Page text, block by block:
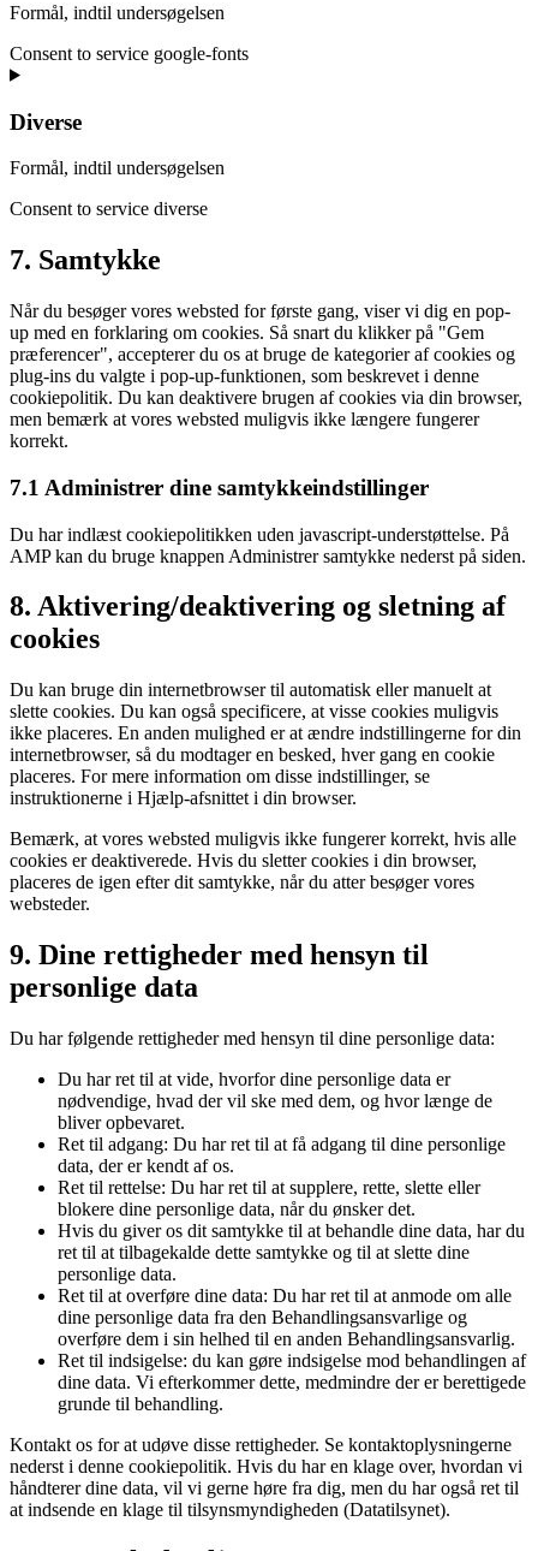
Formål, indtil undersøgelsen
Consent to service google-fonts
Diverse
Formål, indtil undersøgelsen
Consent to service diverse
7. Samtykke
Når du besøger vores websted for første gang, viser vi dig en pop-
up med en forklaring om cookies. Så snart du klikker på "Gem
præferencer", accepterer du os at bruge de kategorier af cookies og
plug-ins du valgte i pop-up-funktionen, som beskrevet i denne
cookiepolitik. Du kan deaktivere brugen af ​​cookies via din browser,
men bemærk at vores websted muligvis ikke længere fungerer
korrekt.
7.1 Administrer dine samtykkeindstillinger
Du har indlæst cookiepolitikken uden javascript-understøttelse. På
AMP kan du bruge knappen Administrer samtykke nederst på siden.
8. Aktivering/deaktivering og sletning af
cookies
Du kan bruge din internetbrowser til automatisk eller manuelt at
slette cookies. Du kan også specificere, at visse cookies muligvis
ikke placeres. En anden mulighed er at ændre indstillingerne for din
internetbrowser, så du modtager en besked, hver gang en cookie
placeres. For mere information om disse indstillinger, se
instruktionerne i Hjælp-afsnittet i din browser.
Bemærk, at vores websted muligvis ikke fungerer korrekt, hvis alle
cookies er deaktiverede. Hvis du sletter cookies i din browser,
placeres de igen efter dit samtykke, når du atter besøger vores
websteder.
9. Dine rettigheder med hensyn til
personlige data
Du har følgende rettigheder med hensyn til dine personlige data:
Du har ret til at vide, hvorfor dine personlige data er
nødvendige, hvad der vil ske med dem, og hvor længe de
bliver opbevaret.
Ret til adgang: Du har ret til at få adgang til dine personlige
data, der er kendt af os.
Ret til rettelse: Du har ret til at supplere, rette, slette eller
blokere dine personlige data, når du ønsker det.
Hvis du giver os dit samtykke til at behandle dine data, har du
ret til at tilbagekalde dette samtykke og til at slette dine
personlige data.
Ret til at overføre dine data: Du har ret til at anmode om alle
dine personlige data fra den Behandlingsansvarlige og
overføre dem i sin helhed til en anden Behandlingsansvarlig.
Ret til indsigelse: du kan gøre indsigelse mod behandlingen af
​​dine data. Vi efterkommer dette, medmindre der er berettigede
grunde til behandling.
Kontakt os for at udøve disse rettigheder. Se kontaktoplysningerne
nederst i denne cookiepolitik. Hvis du har en klage over, hvordan vi
håndterer dine data, vil vi gerne høre fra dig, men du har også ret til
at indsende en klage til tilsynsmyndigheden (Datatilsynet).